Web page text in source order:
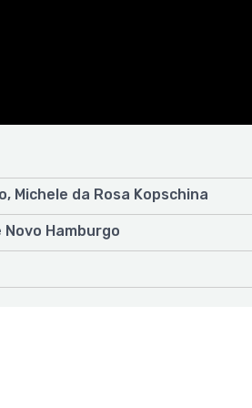
Michele da Rosa Kopschina
Hamburgo